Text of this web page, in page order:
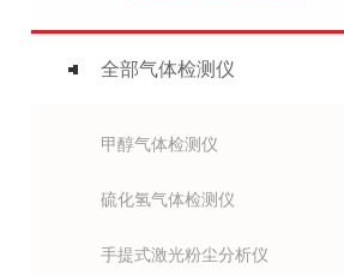
全部气体检测仪
甲醇气体检测仪
硫化氢气体检测仪
手提式激光粉尘分析仪